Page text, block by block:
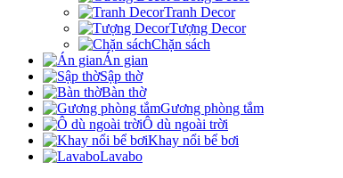
Tranh Decor
Tượng Decor
Chặn sách
Án gian
Sập thờ
Bàn thờ
Gương phòng tắm
Ô dù ngoài trời
Khay nổi bể bơi
Lavabo